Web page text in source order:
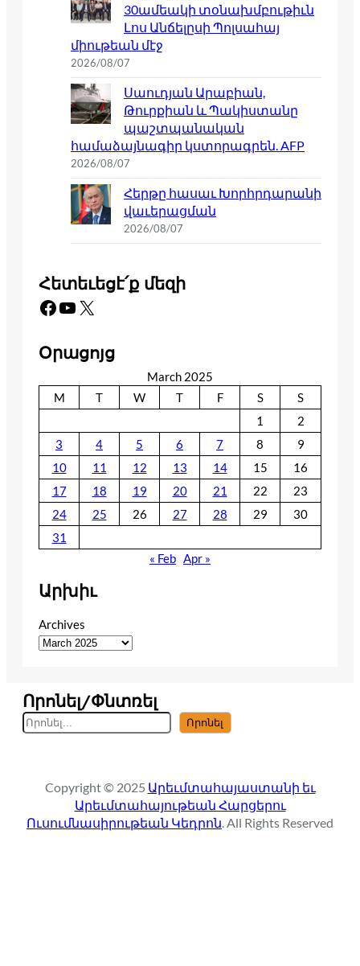
30ամեակի տօնախմբութիւն
Լոս Անճելըսի Պոլսահայ
միութեան մէջ
2026/08/07
Սաուդյան Արաբիան,
Թուրքիան և Պակիստանը
պաշտպանական
համաձայնագիր կստորագրեն. AFP
2026/08/07
Հերթը հասաւ Խորհրդարանի
վաւերացման
2026/08/07
Հետեւեցէ՛ք մեզի
Facebook YouTube X
Օրացոյց
March 2025
M
T W T F S
S
1
2
3
4 5 6 7 8
9
10
11 12 13 14 15
16
17
18 19 20 21 22
23
24
25 26 27 28 29
30
31
« Feb Apr »
Արխիւ
Archives
Որոնել/Փնտռել
S
e
c
h
Որոնել
Copyright © 2025 Արեւմտահայաստանի եւ
Արեւմտահայութեան Հարցերու
Ուսումնասիրութեան Կեդրոն. All Rights Reserved